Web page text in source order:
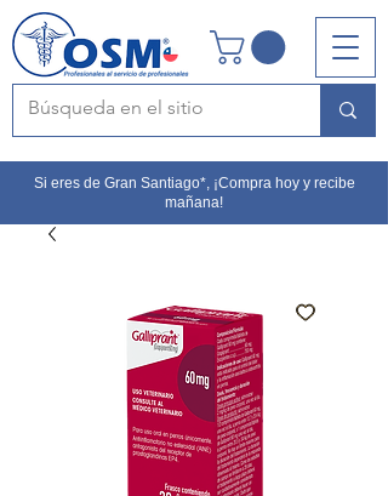
Si eres de Gran Santiago*, ¡Compra hoy y recibe
mañana!